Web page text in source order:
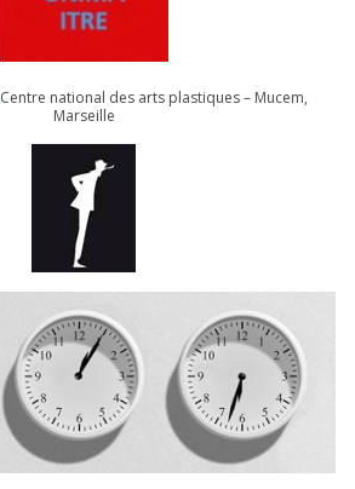
Centre natio­nal des arts plas­tiques – Mucem,
Marseille